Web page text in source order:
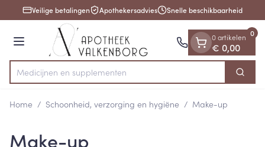
Ga naar de inhoud
1 van 1Veilige betalingen Apothekersadvies Snelle beschikbaarheid
Menu
Product, merk, categorie...
Medicijne Zoek
0 artikelen
€ 0,00
0
Home / Schoonheid, verzorging en hygiëne / Make-up
Make-up